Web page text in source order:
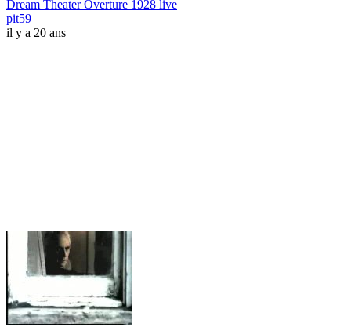
Dream Theater Overture 1928 live
pit59
il y a 20 ans